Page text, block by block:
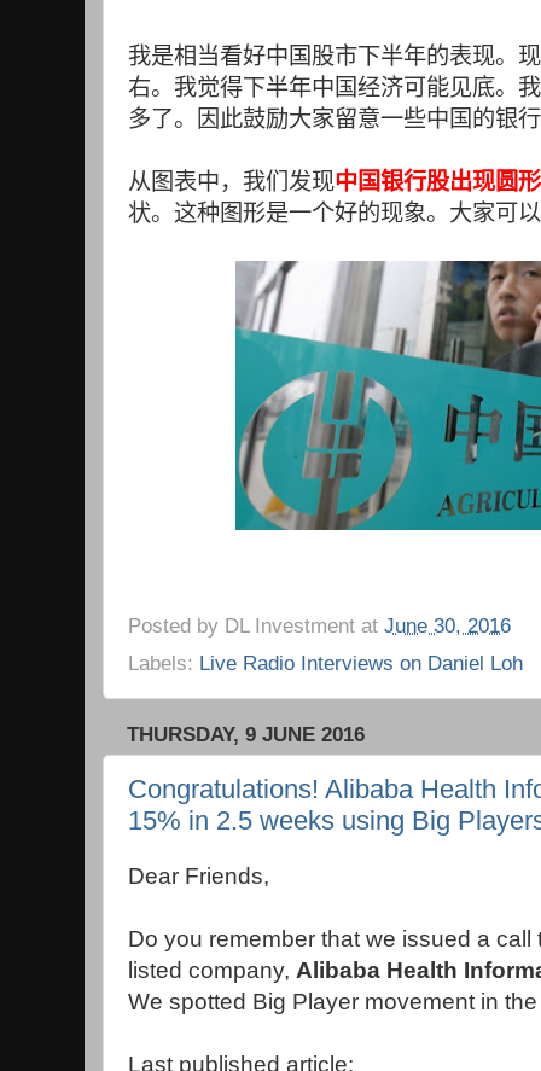
我是相当看好中国股市下半年的表现。
右。我觉得下半年中国经济可能见底。
多了。因此鼓励大家留意一些中国的银
从图表中，我们发现中国银行股出现圆
状。这种图形是一个好的现象。大家可
Posted by DL Investment at June 30, 2016
Labels: Live Radio Interviews on Daniel Loh
THURSDAY, 9 JUNE 2016
Congratulations! Alibaba Health
15% in 2.5 weeks using Big
Dear Friends,
Do you remember that we issued a
listed company, Alibaba Health
We spotted Big Player movement in
Last published article: